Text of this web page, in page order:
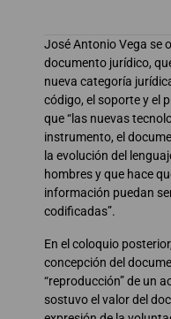
José Antonio Vega se
documento jurídico,
nueva categoría
código, el soporte y el
que “las nuevas
instrumento, el
la evolución del
hombres y que hace
información puedan
codificadas”.
En el coloquio
concepción del
“reproducción” de un
sostuvo el valor del